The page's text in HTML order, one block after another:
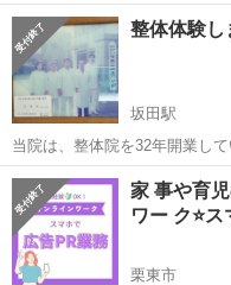
り取り、学びながら稼 いでいただきます。 【活
滋賀 草津市 キャンペ
整体体験し
坂田駅
当院は、整体院を32年開業し
箔を頂いて感動しました。 当
み1000円で施術致します。
す！ 写真は、北京研修...
滋賀 米原市 坂田駅
家 事や育
ワー ク⭐️
栗東市